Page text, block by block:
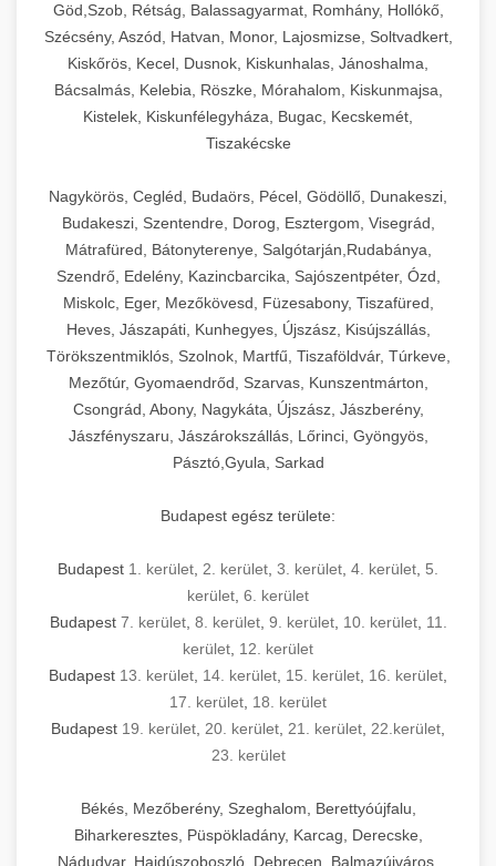
Göd,Szob, Rétság, Balassagyarmat, Romhány, Hollókő,
Szécsény, Aszód, Hatvan, Monor, Lajosmizse, Soltvadkert,
Kiskőrös, Kecel, Dusnok, Kiskunhalas, Jánoshalma,
Bácsalmás, Kelebia, Röszke, Mórahalom, Kiskunmajsa,
Kistelek, Kiskunfélegyháza, Bugac, Kecskemét,
Tiszakécske
Nagykörös, Cegléd, Budaörs, Pécel, Gödöllő, Dunakeszi,
Budakeszi, Szentendre, Dorog, Esztergom, Visegrád,
Mátrafüred, Bátonyterenye, Salgótarján,Rudabánya,
Szendrő, Edelény, Kazincbarcika, Sajószentpéter, Ózd,
Miskolc, Eger, Mezőkövesd, Füzesabony, Tiszafüred,
Heves, Jászapáti, Kunhegyes, Újszász, Kisújszállás,
Törökszentmiklós, Szolnok, Martfű, Tiszaföldvár, Túrkeve,
Mezőtúr, Gyomaendrőd, Szarvas, Kunszentmárton,
Csongrád, Abony, Nagykáta, Újszász, Jászberény,
Jászfényszaru, Jászárokszállás, Lőrinci, Gyöngyös,
Pásztó,Gyula, Sarkad
Budapest egész területe:
Budapest 1. kerület 2. kerület 3. kerület 4. kerület 5.
kerület 6. kerület
Budapest 7. kerület, 8. kerület, 9. kerület, 10. kerület, 11.
kerület 12. kerület
Budapest 13. kerület 14. kerület 15. kerület 16. kerület
17. kerület 18. kerület
Budapest 19. kerület 20. kerület 21. kerület 22.kerület
23. kerület
Békés, Mezőberény, Szeghalom, Berettyóújfalu,
Biharkeresztes, Püspökladány, Karcag, Derecske,
Nádudvar, Hajdúszoboszló, Debrecen, Balmazújváros,